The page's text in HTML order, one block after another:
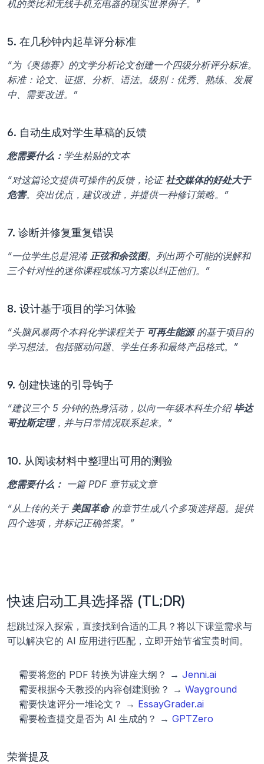
机的类比和无线手机充电器的现实世界例子。”
5. 在几秒钟内起草评分标准
“为《奥德赛》的文学分析论文创建一个四级分析评分标准。
标准：论文、证据、分析、语法。级别：优秀、熟练、发展
中、需要改进。”
6. 自动生成对学生草稿的反馈
您需要什么： 学生粘贴的文本
“对这篇论文提供可操作的反馈，论证 社交媒体的好处大于
危害。突出优点，建议改进，并提供一种修订策略。”
7. 诊断并修复重复错误
“一位学生总是混淆 正弦和余弦图。列出两个可能的误解和
三个针对性的迷你课程或练习方案以纠正他们。”
8. 设计基于项目的学习体验
“头脑风暴两个本科化学课程关于 可再生能源 的基于项目的
学习想法。包括驱动问题、学生任务和最终产品格式。”
9. 创建快速的引导钩子
“建议三个 5 分钟的热身活动，以向一年级本科生介绍 毕达
哥拉斯定理，并与日常情况联系起来。”
10. 从阅读材料中整理出可用的测验
您需要什么： 一篇 PDF 章节或文章
“从上传的关于 美国革命 的章节生成八个多项选择题。提供
四个选项，并标记正确答案。”
快速启动工具选择器 (TL;DR)
想跳过深入探索，直接找到合适的工具？将以下课堂需求与
可以解决它的 AI 应用进行匹配，立即开始节省宝贵时间。
需要将您的 PDF 转换为讲座大纲？ → Jenni.ai
需要根据今天教授的内容创建测验？ → Wayground
需要快速评分一堆论文？ → EssayGrader.ai
需要检查提交是否为 AI 生成的？ → GPTZero
荣誉提及